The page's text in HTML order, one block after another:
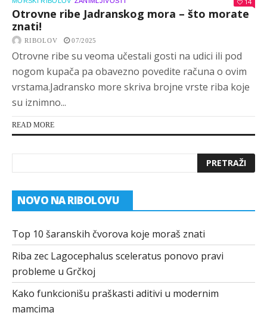
Otrovne ribe Jadranskog mora – što morate
znati!
RIBOLOV 07/2025
Otrovne ribe su veoma učestali gosti na udici ili pod
nogom kupača pa obavezno povedite računa o ovim
vrstama.Jadransko more skriva brojne vrste riba koje
su iznimno...
READ MORE
NOVO NA RIBOLOVU
Top 10 šaranskih čvorova koje moraš znati
Riba zec Lagocephalus sceleratus ponovo pravi
probleme u Grčkoj
Kako funkcionišu praškasti aditivi u modernim
mamcima